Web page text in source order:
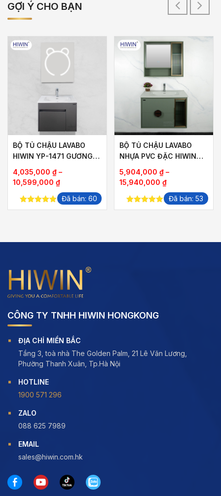
GỢI Ý CHO BẠN
BỘ TỦ CHẬU LAVABO
HIWIN YP-1471 GƯƠNG
4,035,000 ₫ –
10,599,000 ₫Khoảng
giá:
từ
5.00out of
Đã bán: 60
BỘ TỦ CHẬU LAVABO
NHỰA PVC ĐẶC HIWIN
THÔNG MINH
5,904,000 ₫ –
15,940,000 ₫Khoảng
giá:
từ
5.00out of
Đã bán: 53
CÔNG TY TNHH HIWIN HONGKONG
ĐỊA CHỈ MIỀN BẮC
Tầng 3, toà nhà The Golden Palm, 21 Lê Văn Lương,
Phường Thanh Xuân, Tp.Hà Nội
HOTLINE
1900 571 296
ZALO
088 625 7989
EMAIL
sales@hiwin.com.hk